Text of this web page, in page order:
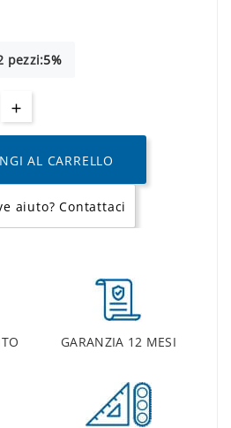
pezzi:5%
AL CARRELLO
aiuto? Contattaci
GARANZIA 12 MESI